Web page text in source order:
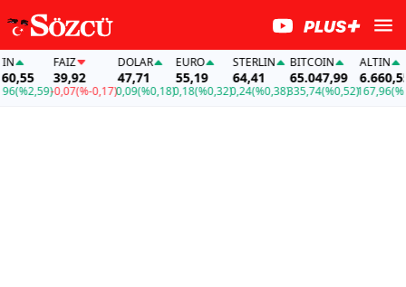
39,92
-0,07(%-0,17)
DOLAR
47,71
0,09(%0,18)
EURO
55,19
0,18(%0,32)
STERLIN
64,41
0,24(%0,38)
BITCOIN
65.047,99
335,74(%0,52)
ALTIN
6.660,55
167,96(%2,59)-